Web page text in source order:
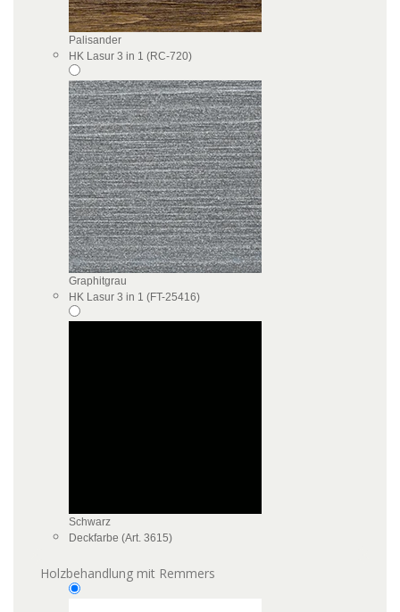
Palisander
HK Lasur 3 in 1 (RC-720)
Graphitgrau
HK Lasur 3 in 1 (FT-25416)
Schwarz
Deckfarbe (Art. 3615)
Holzbehandlung mit Remmers